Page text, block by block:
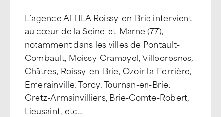
L’agence ATTILA Roissy-en-Brie intervient
au cœur de la Seine-et-Marne (77),
notamment dans les villes de Pontault-
Combault, Moissy-Cramayel, Villecresnes,
Châtres, Roissy-en-Brie, Ozoir-la-Ferrière,
Emerainville, Torcy, Tournan-en-Brie,
Gretz-Armainvilliers, Brie-Comte-Robert,
Lieusaint, etc…